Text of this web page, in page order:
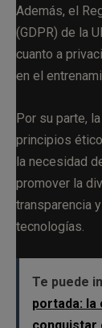
Además, el
(GDPR) de la
cuanto a
en el
Por su parte,
principios
la necesidad
promover la
transparencia
tecnologías.
Te puede
portada: la
conquistar